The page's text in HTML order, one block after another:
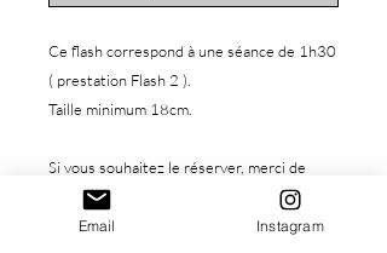
Ce flash correspond à une séance de 1h30
( prestation Flash 2 ).
Taille minimum 18cm.
Si vous souhaitez le réserver, merci de
procéder à l'achat de celui-ci, vous pouvez
ensuite réserver votre séance
Email Instagram